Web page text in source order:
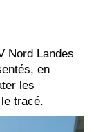
Nord Landes
en
les
tracé.